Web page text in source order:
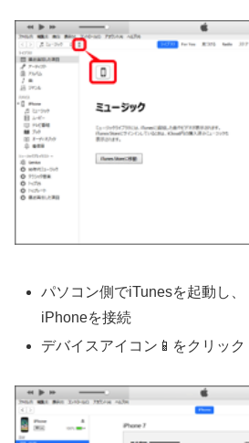
パソコン側でiTunesを起動し、
iPhoneを接続
デバイスアイコン📱をクリック